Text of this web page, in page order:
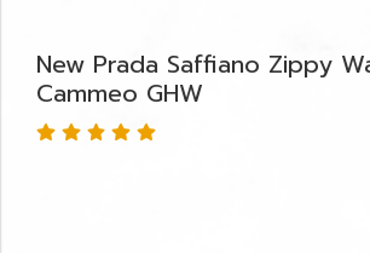
New Prada Saffiano Zippy
Cammeo GHW